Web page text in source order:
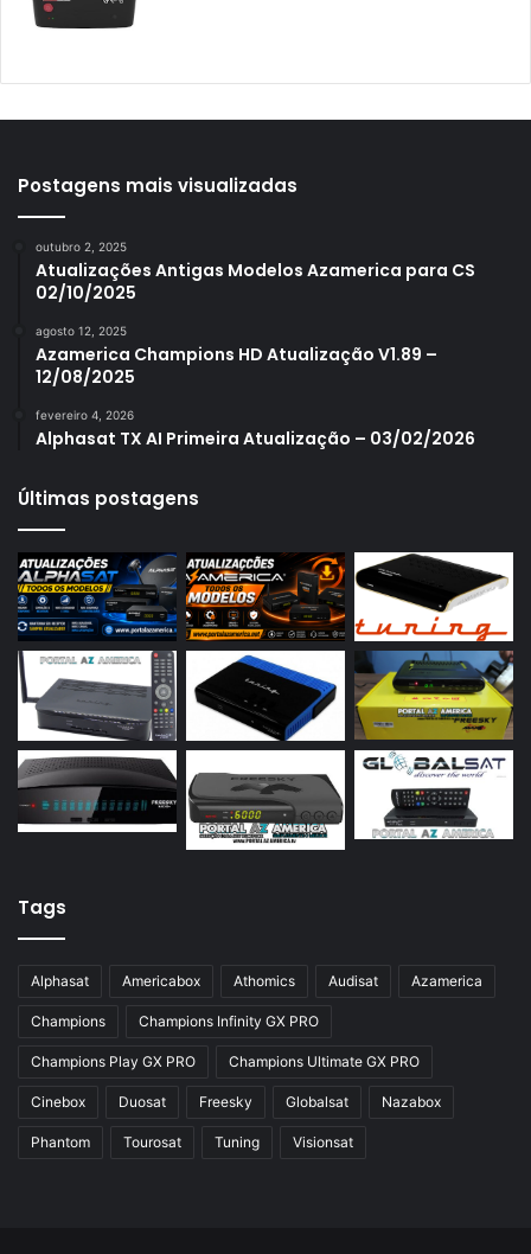
Azamerica Mobi
Azamerica S1005
Azamerica S1006 Plus
Azamerica S1007 New
Azamerica S1007 Plus
Azamerica S1009
Azamerica S2005
Azamerica S2010
Azamerica S2015
Azamerica S922
Azamerica S922 Mini
Azamerica S928
Azamerica Silver
Azamerica Silver GX PRO
Azamerica Silver IPTV
Azbox Like
Azfox
Azgold
Azplus
Azsat
Postagens mais visualizadas
outubro 2, 2025
Atualizações Antigas Modelos Azamerica para CS
02/10/2025
agosto 12, 2025
Azamerica Champions HD Atualização V1.89 –
12/08/2025
fevereiro 4, 2026
Alphasat TX AI Primeira Atualização – 03/02/2026
Últimas postagens
Tags
Alphasat Americabox Athomics Audisat Azamerica
Champions Champions Infinity GX PRO
Champions Play GX PRO Champions Ultimate GX PRO
Cinebox Duosat Freesky Globalsat Nazabox
Phantom Tourosat Tuning Visionsat